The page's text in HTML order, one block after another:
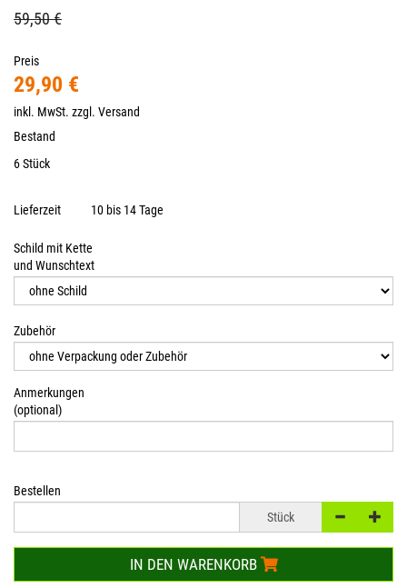
59,50 €
Preis
29,90 €
inkl. MwSt. zzgl. Versand
Bestand
6 Stück
Lieferzeit 10 bis 14 Tage
Schild mit Kette
und Wunschtext
Zubehör
Anmerkungen
(optional)
Bestellen
Stück
IN DEN WARENKORB